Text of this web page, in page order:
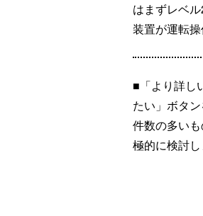
はまずレベ
装置が運転
■「より詳し
たい」ボタ
件数の多い
極的に検討し